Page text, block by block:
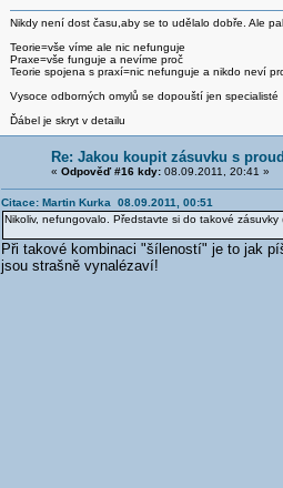
Nikdy není dost času,aby se to udělalo dobře. Ale
Teorie=vše víme ale nic nefunguje
Praxe=vše funguje a nevíme proč
Teorie spojena s praxí=nic nefunguje a nikdo neví
Vysoce odborných omylů se dopouští jen specialisté
Ďábel je skryt v detailu
Re: Jakou koupit zásuvku s
« Odpověď #16 kdy:08.09.2011, 20:41 »
Citace: Martin Kurka 08.09.2011, 00:51
Nikoliv, nefungovalo. Představte si do takové
Při takové kombinaci "šíleností" je to jak
jsou strašně vynalézaví!